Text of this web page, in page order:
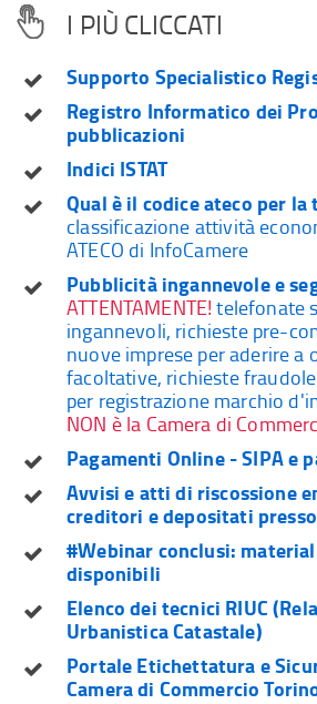
I PIÙ CLICCATI
Supporto Specialistico
Registro Informatico dei
pubblicazioni
Indici ISTAT
Qual è il codice ateco per
classificazione attività
ATECO di InfoCamere
Pubblicità ingannevole e
ATTENTAMENTE! telefonate
ingannevoli, richieste pre-
nuove imprese per aderire a
facoltative, richieste
per registrazione marchio
NON è la Camera di
Pagamenti Online - SIPA e
Avvisi e atti di riscossione
creditori e depositati
#Webinar conclusi:
disponibili
Elenco dei tecnici RIUC
Urbanistica Catastale)
Portale Etichettatura e
Camera di Commercio